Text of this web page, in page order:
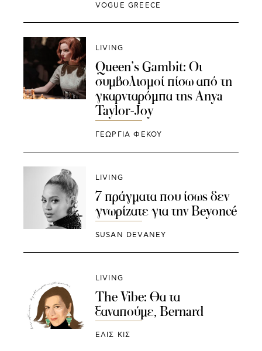
VOGUE GREECE
LIVING
Queen’s Gambit: Οι
συμβολισμοί πίσω από τη
γκαρνταρόμπα της Anya
Taylor-Joy
ΓΕΩΡΓΙΑ ΦΕΚΟΥ
LIVING
7 πράγματα που ίσως δεν
γνωρίζατε για την Beyoncé
SUSAN DEVANEY
LIVING
The Vibe: Θα τα
ξαναπούμε, Bernard
ΕΛΙΣ ΚΙΣ